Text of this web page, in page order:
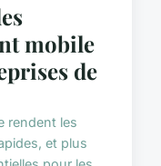
mobile
de
rendent les
et plus